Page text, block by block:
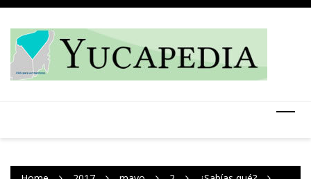
Skip
content